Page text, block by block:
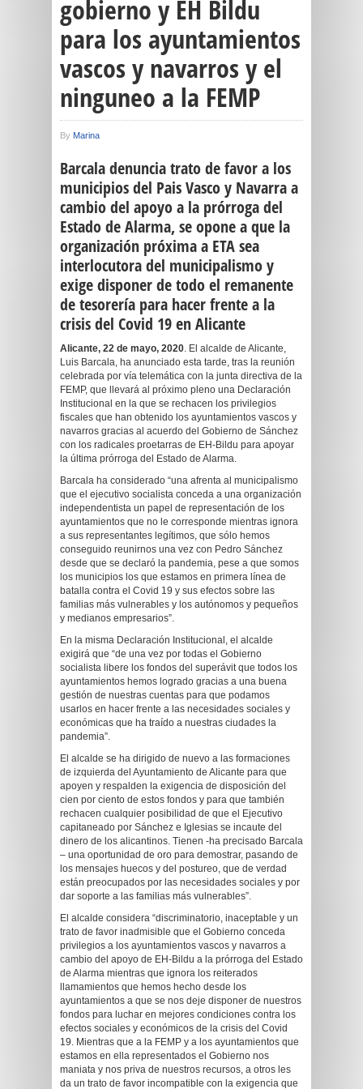
gobierno y EH Bildu
para los ayuntamientos
vascos y navarros y el
ninguneo a la FEMP
By Marina
Barcaladenuncia trato de favor a los
municipios del Pais Vasco y Navarra a
cambio del apoyo a la prórroga del
Estado de Alarma, se opone a que la
organización próxima a ETA sea
interlocutora del municipalismo y
exigedisponer detodo el remanente
de tesorería para hacer frente a la
crisis del Covid 19 en Alicante
Alicante, 22 de mayo, 2020. El alcalde de Alicante,
Luis Barcala, ha anunciado esta tarde, tras la reunión
celebrada por vía telemática con la junta directiva de la
FEMP, que llevará al próximo pleno una Declaración
Institucional en la que se rechacen los privilegios
fiscales que han obtenido los ayuntamientos vascos y
navarros gracias al acuerdo del Gobierno de Sánchez
con los radicales proetarras de EH-Bildu para apoyar
la última prórroga del Estado de Alarma.
Barcala ha considerado “una afrenta al municipalismo
que el ejecutivo socialista conceda a una organización
independentista un papel de representación de los
ayuntamientos que no le corresponde mientras ignora
a sus representantes legítimos, que sólo hemos
conseguido reunirnos una vez con Pedro Sánchez
desde que se declaró la pandemia, pese a que somos
los municipios los que estamos en primera línea de
batalla contra el Covid 19 y sus efectos sobre las
familias más vulnerables y los autónomos y pequeños
y medianos empresarios”.
En la misma Declaración Institucional, el alcalde
exigirá que “de una vez por todas el Gobierno
socialista libere los fondos del superávit que todos los
ayuntamientos hemos logrado gracias a una buena
gestión de nuestras cuentas para que podamos
usarlos en hacer frente a las necesidades sociales y
económicas que ha traído a nuestras ciudades la
pandemia”.
El alcalde se ha dirigido de nuevo a las formaciones
de izquierda del Ayuntamiento de Alicante para que
apoyen y respalden la exigencia de disposición del
cien por ciento de estos fondos y para que también
rechacen cualquier posibilidad de que el Ejecutivo
capitaneado por Sánchez e Iglesias se incaute del
dinero de los alicantinos. Tienen -ha precisado Barcala
– una oportunidad de oro para demostrar, pasando de
los mensajes huecos y del postureo, que de verdad
están preocupados por las necesidades sociales y por
dar soporte a las familias más vulnerables”.
El alcalde considera “discriminatorio, inaceptable y un
trato de favor inadmisible que el Gobierno conceda
privilegios a los ayuntamientos vascos y navarros a
cambio del apoyo de EH-Bildu a la prórroga del Estado
de Alarma mientras que ignora los reiterados
llamamientos que hemos hecho desde los
ayuntamientos a que se nos deje disponer de nuestros
fondos para luchar en mejores condiciones contra los
efectos sociales y económicos de la crisis del Covid
19. Mientras que a la FEMP y a los ayuntamientos que
estamos en ella representados el Gobierno nos
maniata y nos priva de nuestros recursos, a otros les
da un trato de favor incompatible con la exigencia que